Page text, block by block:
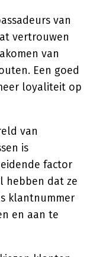
van
vertrouwen
van
Een goed
loyaliteit op
van
is
factor
hebben dat ze
klantnummer
en aan te